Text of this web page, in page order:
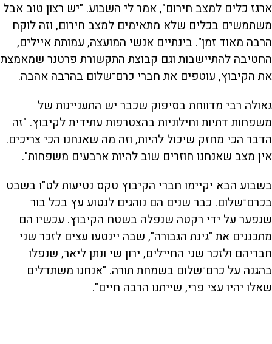
ארגז כלים למצב חירום", אמר לי השבוע. "יש רצון טוב אבל
משתמשים בכלים שלא מתאימים למצב חירום, וזה לוקח
הרבה מאוד זמן". בינתיים אנשי המועצה, עמותת איילים,
החטיבה להתיישבות וגם קבוצת התקשורת פרטנר שמאמצת
את הקיבוץ, עוטפים את חברי כרם־שלום בהרבה אהבה.
גאולה רבי מדווחת בסיפוק שכבר יש התעניינות של
משפחות דתיות וחילוניות בהצטרפות עתידית לקיבוץ. "זה
הדבר הכי מחזק שיכול להיות, וזה מה שאנחנו הכי צריכים.
אין מצב שאנחנו חוזרים שוב להיות ארבעים משפחות".
בשבוע הבא יקיימו חברי הקיבוץ טקס נטיעות לט"ו בשבט
בכרם־שלום. כבר שנים הם נוהגים לנטוע עץ בכל בור
שנפער על ידי רקטה שנפלה בשטח הקיבוץ. עכשיו הם
מתכננים את "גינת הגבורה", שבה יינטעו עצים לזכר שני
חבריהם ולזכר שני החיילים, ירון שי ונתן ליאר, שנפלו
בהגנה על כרם־שלום בשמחת תורה. "אנחנו משתדלים
שאלו יהיו עצי פרי, שייתנו הרבה חיים".